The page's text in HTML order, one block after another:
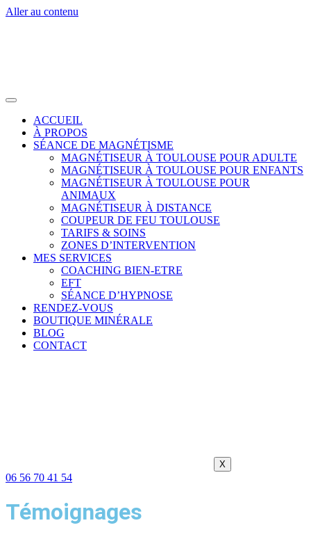
Aller au contenu
ACCUEIL
À PROPOS
SÉANCE DE MAGNÉTISME
MAGNÉTISEUR À TOULOUSE POUR ADULTE
MAGNÉTISEUR À TOULOUSE POUR ENFANTS
MAGNÉTISEUR À TOULOUSE POUR
ANIMAUX
MAGNÉTISEUR À DISTANCE
COUPEUR DE FEU TOULOUSE
TARIFS & SOINS
ZONES D’INTERVENTION
MES SERVICES
COACHING BIEN-ETRE
EFT
SÉANCE D’HYPNOSE
RENDEZ-VOUS
BOUTIQUE MINÉRALE
BLOG
CONTACT
X
06 56 70 41 54
Témoignages